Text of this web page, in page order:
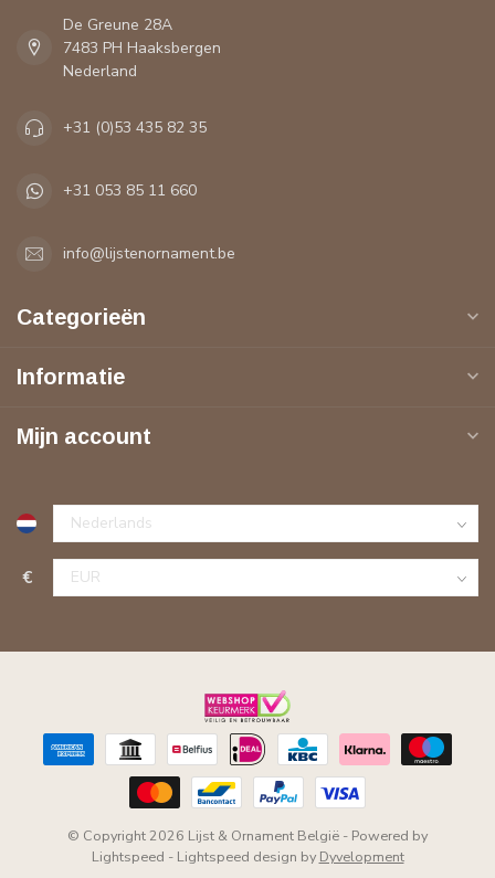
De Greune 28A
7483 PH Haaksbergen
Nederland
+31 (0)53 435 82 35
+31 053 85 11 660
info@lijstenornament.be
Categorieën
Informatie
Mijn account
€
© Copyright 2026 Lijst & Ornament België - Powered by
Lightspeed - Lightspeed design by Dyvelopment